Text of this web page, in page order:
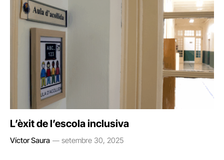
L’èxit de l’escola inclusiva
Víctor Saura setembre 30, 2025